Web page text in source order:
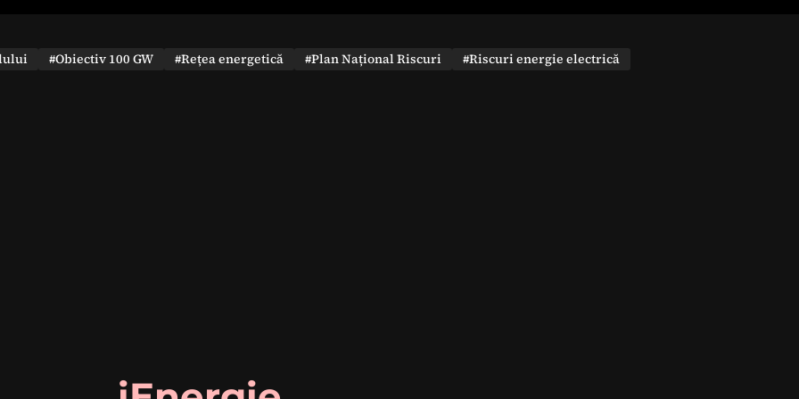
#Obiectiv 100 GW #Rețea energetică #Plan Național Riscuri
#Riscuri energie electrică